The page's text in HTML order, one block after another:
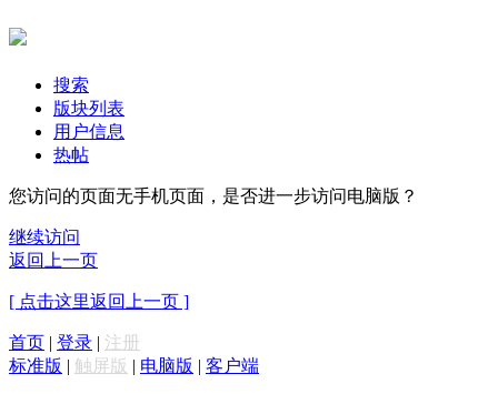
搜索
版块列表
用户信息
热帖
您访问的页面无手机页面，是否进一步访问电脑版？
继续访问
返回上一页
[ 点击这里返回上一页 ]
首页 | 登录 | 注册
标准版 | 触屏版 | 电脑版 | 客户端